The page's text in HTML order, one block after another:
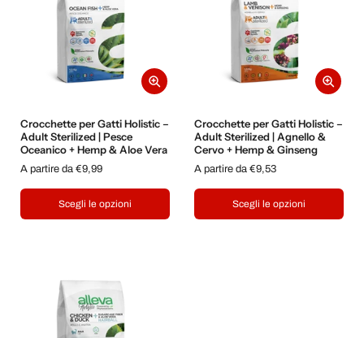
Crocchette per Gatti Holistic –
Adult Sterilized | Pesce
Oceanico + Hemp & Aloe Vera
A partire da €9,99
Scegli le opzioni
Crocchette per Gatti Holistic –
Adult Sterilized | Agnello &
Cervo + Hemp & Ginseng
A partire da €9,53
Scegli le opzioni